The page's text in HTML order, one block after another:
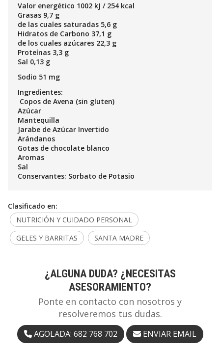
Valor energético 1002 kJ / 254 kcal
Grasas 9,7 g
de las cuales saturadas 5,6 g
Hidratos de Carbono 37,1 g
de los cuales azúcares 22,3 g
Proteínas 3,3 g
Sal 0,13 g
Sodio 51 mg
Ingredientes:
Copos de Avena (sin gluten)
Azúcar
Mantequilla
Jarabe de Azúcar Invertido
Arándanos
Gotas de chocolate blanco
Aromas
Sal
Conservantes: Sorbato de Potasio
Clasificado en:
NUTRICIÓN Y CUIDADO PERSONAL
GELES Y BARRITAS
SANTA MADRE
¿ALGUNA DUDA? ¿NECESITAS
ASESORAMIENTO?
Ponte en contacto con nosotros y
resolveremos tus dudas.
AGOLADA: 682 768 702 ENVIAR EMAIL